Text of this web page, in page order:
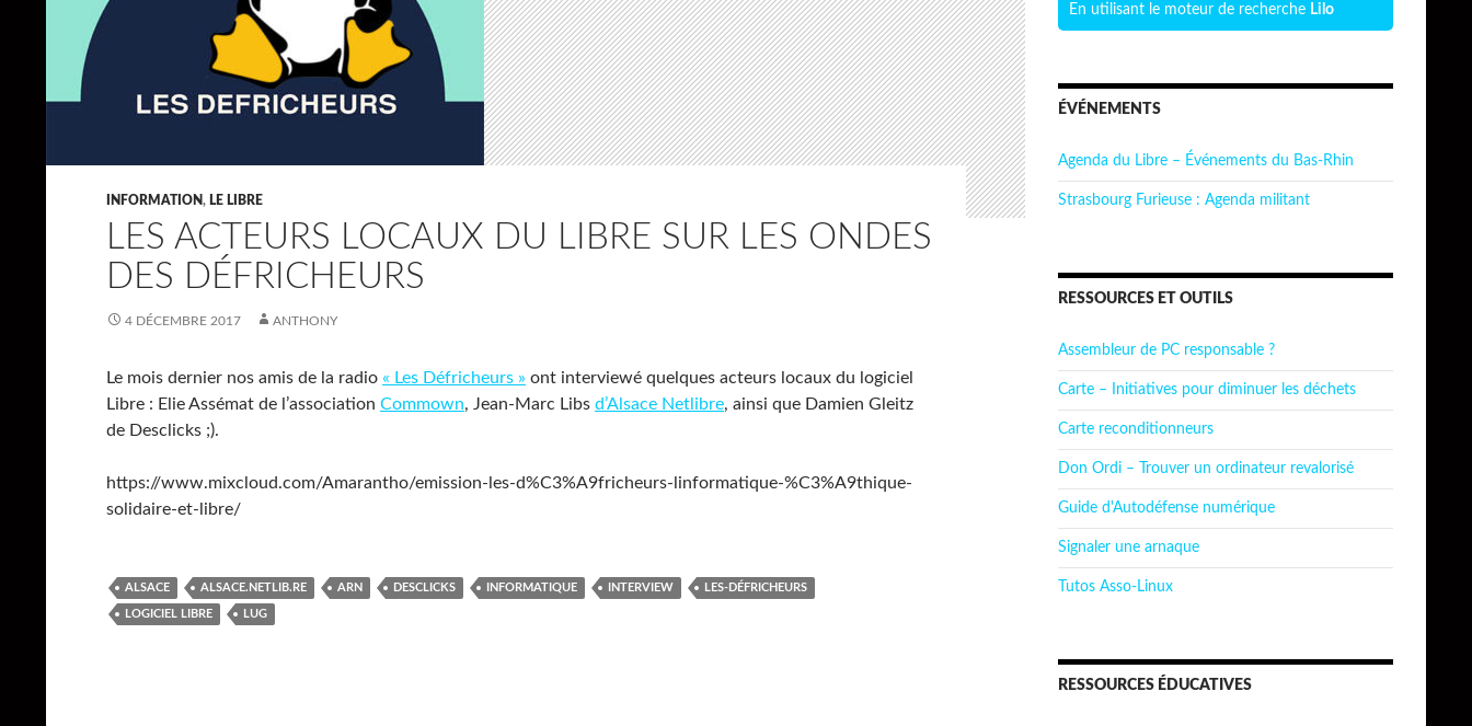
INFORMATION, LE LIBRE
LES ACTEURS LOCAUX DU LIBRE SUR LES ONDES
DES DÉFRICHEURS
4 DÉCEMBRE 2017 ANTHONY
Le mois dernier nos amis de la radio « Les Défricheurs » ont interviewé quelques acteurs locaux du logiciel
Libre : Elie Assémat de l’association Commown, Jean-Marc Libs d’Alsace Netlibre, ainsi que Damien Gleitz
de Desclicks ;).
https://www.mixcloud.com/Amarantho/emission-les-d%C3%A9fricheurs-linformatique-%C3%A9thique-
solidaire-et-libre/
ALSACE ALSACE.NETLIB.RE ARN DESCLICKS INFORMATIQUE INTERVIEW LES-DÉFRICHEURS
LOGICIEL LIBRE LUG
En utilisant le moteur de recherche Lilo
ÉVÉNEMENTS
Agenda du Libre – Événements du Bas-Rhin
Strasbourg Furieuse : Agenda militant
RESSOURCES ET OUTILS
Assembleur de PC responsable ?
Carte – Initiatives pour diminuer les déchets
Carte reconditionneurs
Don Ordi – Trouver un ordinateur revalorisé
Guide d'Autodéfense numérique
Signaler une arnaque
Tutos Asso-Linux
RESSOURCES ÉDUCATIVES